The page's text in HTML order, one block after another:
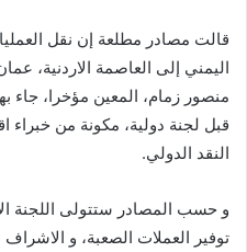
قالت مصادر مطلعة إن نقل
اليمني إلى العاصمة الاردنية،
منصور زمام، المعين مؤخرا،
قبل لجنة دولية، مكونة من خبراء
النقد الدولي.
و حسب المصادر ستتولى اللجنة
توفير العملات الصعبة، و